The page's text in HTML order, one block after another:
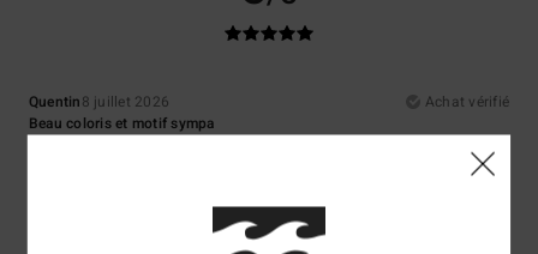
Quentin8 juillet 2026
Achat vérifié
Beau coloris et motif sympa